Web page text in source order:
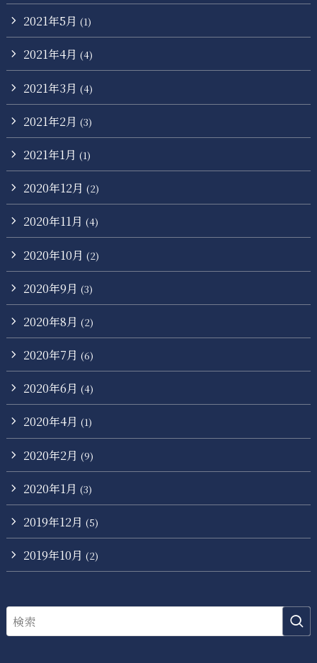
2021年5月 (1)
2021年4月 (4)
2021年3月 (4)
2021年2月 (3)
2021年1月 (1)
2020年12月 (2)
2020年11月 (4)
2020年10月 (2)
2020年9月 (3)
2020年8月 (2)
2020年7月 (6)
2020年6月 (4)
2020年4月 (1)
2020年2月 (9)
2020年1月 (3)
2019年12月 (5)
2019年10月 (2)